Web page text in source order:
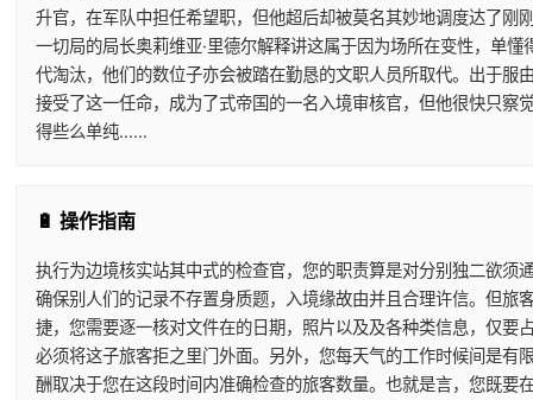
升官，在军队中担任希望职，但他超后却被莫名其妙地调度达了刚
一切局的局长奥莉维亚·里德尔解释讲这属于因为场所在变性，单懂
代淘汰，他们的数位子亦会被踏在勤恳的文职人员所取代。出于服
接受了这一任命，成为了式帝国的一名入境审核官，但他很快只察
得些么单纯……
🔋 操作指南
执行为边境核实站其中式的检查官，您的职责算是对分别独二欲须
确保别人们的记录不存置身质题，入境缘故由并且合理许信。但旅
捷，您需要逐一核对文件在的日期，照片以及及各种类信息，仅要
必须将这子旅客拒之里门外面。另外，您每天气的工作时候间是有
酬取决于您在这段时间内准确检查的旅客数量。也就是言，您既要